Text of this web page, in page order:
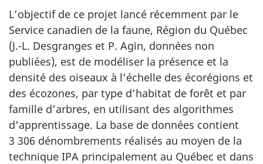
L’objectif de ce projet lancé récemment par le
Service canadien de la faune, Région du Québec
(J.-L. Desgranges et P. Agin, données non
publiées), est de modéliser la présence et la
densité des oiseaux à l’échelle des écorégions et
des écozones, par type d’habitat de forêt et par
famille d’arbres, en utilisant des algorithmes
d’apprentissage. La base de données contient
3 306 dénombrements réalisés au moyen de la
technique IPA principalement au Québec et dans